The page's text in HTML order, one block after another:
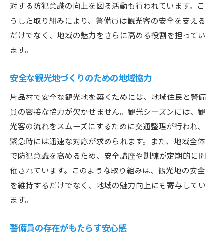
対する防犯意識の向上を図る活動も行われています。こ
うした取り組みにより、警備員は観光客の安全を支える
だけでなく、地域の魅力をさらに高める役割を担ってい
ます。
安全な観光地づくりのための地域協力
片品村で安全な観光地を築くためには、地域住民と警備
員の密接な協力が欠かせません。観光シーズンには、観
光客の流れをスムーズにするために交通整理が行われ、
緊急時には迅速な対応が求められます。また、地域全体
で防犯意識を高めるため、安全講座や訓練が定期的に開
催されています。このような取り組みは、観光地の安全
を維持するだけでなく、地域の魅力向上にも寄与してい
ます。
警備員の存在がもたらす安心感